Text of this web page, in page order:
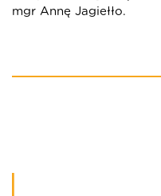
mgr Annę Jagiełło.